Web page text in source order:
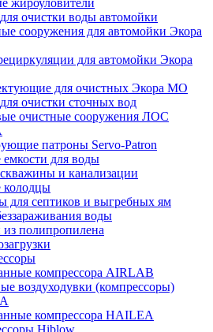
жироуловители
очистки воды автомойки
сооружения для автомойки Экора
для автомойки Экора
для очистных Экора МО
очистки сточных вод
очистные сооружения ЛОС
патроны Servo-Patron
для воды
и канализации
колодцы
для септиков и выгребных ям
воды
полипропилена
компрессора AIRLAB
воздуходувки (компрессоры)
компрессора HAILEA
Hiblow